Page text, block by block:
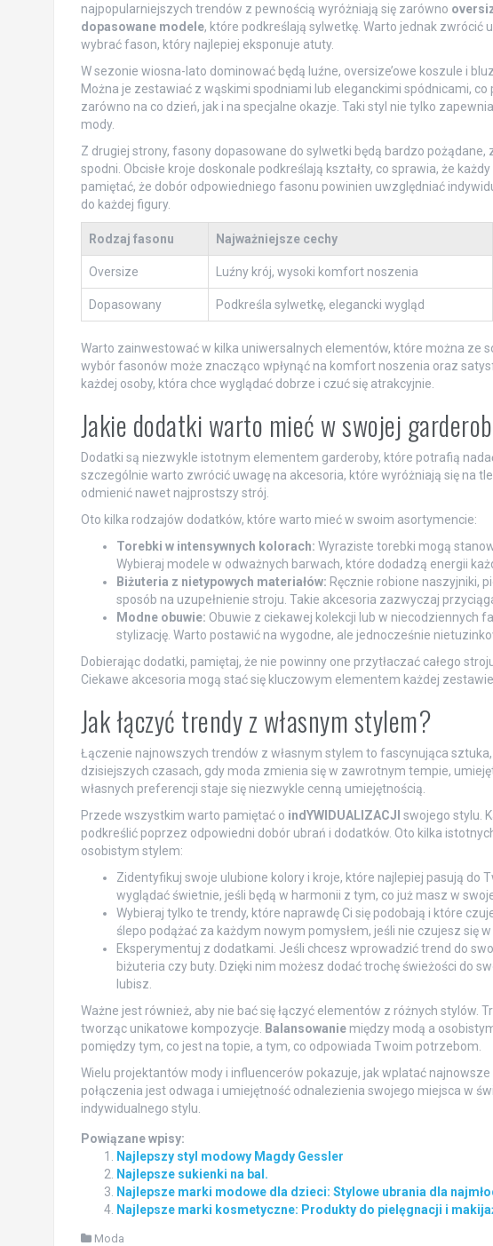
najpopularniejszych trendów z pewnością wyróżniają się zarówno
dopasowane modele, które podkreślają sylwetkę. Warto jednak zwrócić
wybrać fason, który najlepiej eksponuje atuty.
W sezonie wiosna-lato dominować będą luźne, oversize’owe koszule i
Można je zestawiać z wąskimi spodniami lub eleganckimi spódnicami,
zarówno na co dzień, jak i na specjalne okazje. Taki styl nie tylko
mody.
Z drugiej strony, fasony dopasowane do sylwetki będą bardzo
spodni. Obcisłe kroje doskonale podkreślają kształty, co sprawia, że
pamiętać, że dobór odpowiedniego fasonu powinien uwzględniać
do każdej figury.
Rodzaj fasonu Najważniejsze cechy
Oversize Luźny krój, wysoki komfort noszenia
Dopasowany Podkreśla sylwetkę, elegancki wygląd
Warto zainwestować w kilka uniwersalnych elementów, które można ze
wybór fasonów może znacząco wpłynąć na komfort noszenia oraz
każdej osoby, która chce wyglądać dobrze i czuć się atrakcyjnie.
Jakie dodatki warto mieć w swojej
Dodatki są niezwykle istotnym elementem garderoby, które potrafią
szczególnie warto zwrócić uwagę na akcesoria, które wyróżniają się na
odmienić nawet najprostszy strój.
Oto kilka rodzajów dodatków, które warto mieć w swoim asortymencie:
Torebki w intensywnych kolorach: Wyraziste torebki mogą
Wybieraj modele w odważnych barwach, które dodadzą energii
Biżuteria z nietypowych materiałów: Ręcznie robione naszyjniki,
sposób na uzupełnienie stroju. Takie akcesoria zazwyczaj
Modne obuwie: Obuwie z ciekawej kolekcji lub w niecodziennych
stylizację. Warto postawić na wygodne, ale jednocześnie
Dobierając dodatki, pamiętaj, że nie powinny one przytłaczać całego
Ciekawe akcesoria mogą stać się kluczowym elementem każdej
Jak łączyć trendy z własnym stylem?
Łączenie najnowszych trendów z własnym stylem to fascynująca
dzisiejszych czasach, gdy moda zmienia się w zawrotnym tempie,
własnych preferencji staje się niezwykle cenną umiejętnością.
Przede wszystkim warto pamiętać o indYWIDUALIZACJI swojego stylu.
podkreślić poprzez odpowiedni dobór ubrań i dodatków. Oto kilka
osobistym stylem:
Zidentyfikuj swoje ulubione kolory i kroje, które najlepiej pasują do
wyglądać świetnie, jeśli będą w harmonii z tym, co już masz w
Wybieraj tylko te trendy, które naprawdę Ci się podobają i które
ślepo podążać za każdym nowym pomysłem, jeśli nie czujesz się w
Eksperymentuj z dodatkami. Jeśli chcesz wprowadzić trend do
biżuteria czy buty. Dzięki nim możesz dodać trochę świeżości do
lubisz.
Ważne jest również, aby nie bać się łączyć elementów z różnych stylów.
tworząc unikatowe kompozycje. Balansowaniemiędzy modą a
pomiędzy tym, co jest na topie, a tym, co odpowiada Twoim potrzebom.
Wielu projektantów mody i influencerów pokazuje, jak wplatać
połączenia jest odwaga i umiejętność odnalezienia swojego miejsca w
indywidualnego stylu.
Powiązane wpisy:
Najlepszy styl modowy Magdy Gessler
Najlepsze sukienki na bal.
Najlepsze marki modowe dla dzieci: Stylowe ubrania dla
Najlepsze marki kosmetyczne: Produkty do pielęgnacji i
Moda